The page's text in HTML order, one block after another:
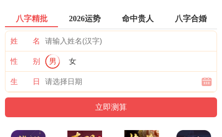
八字精批 2026运势 命中贵人 八字合婚
姓 名
性 别 男 女
生 日